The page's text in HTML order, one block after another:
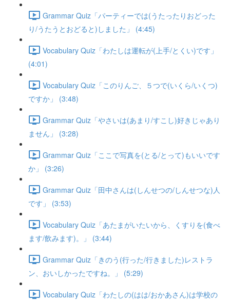
Grammar Quiz「パーティーでは(うたったりおどった
り/うたうとおどると)しました」 (4:45)
Vocabulary Quiz「わたしは運転が(上手/とくい)です」
(4:01)
Vocabulary Quiz「このりんご、５つで(いくら/いくつ)
ですか」 (3:48)
Grammar Quiz「やさいは(あまり/すこし)好きじゃあり
ません」 (3:28)
Grammar Quiz「ここで写真を(とる/とって)もいいです
か」 (3:26)
Grammar Quiz「田中さんは(しんせつの/しんせつな)人
です」 (3:53)
Vocabulary Quiz「あたまがいたいから、くすりを(食べ
ます/飲みます)。」 (3:44)
Grammar Quiz「きのう(行った/行きました)レストラ
ン、おいしかったですね。」 (5:29)
Vocabulary Quiz「わたしの(はは/おかあさん)は学校の